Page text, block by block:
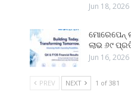
Jun 18, 2026
ମୋରେପେନ୍
ଲାଭ ୬୯
Jun 16, 2026
PREV NEXT 1 of 381